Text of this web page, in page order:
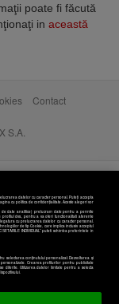
poate fi făcută
in această
Contact
S.A.
datelor cu caracter personal. Puteți accepta
cu politica de confidențialitate. Aceste alegeri vor
de date analitice) prelucram date pentru a permite
dvs., pentru a va oferi functionalitati aferente
cu prelucrarea datelor cu caracter personal.
de tip Cookie, care implica inclusiv acceptul
INDIVIDUAL” puteti schimba preferintele in
selectarea conținutului personalizat. Dezvoltarea și
Crearea profilurilor pentru publicitate
diferite. Utilizarea datelor limitate pentru a selecta